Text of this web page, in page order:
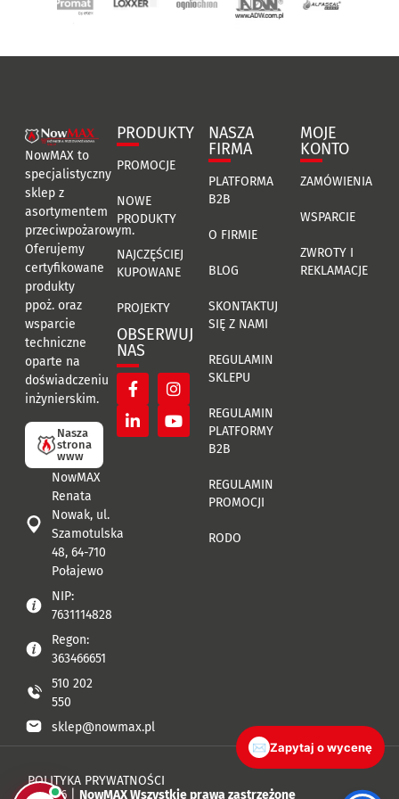
NowMAX to
specjalistyczny
sklep z
asortymentem
przeciwpożarowym.
Oferujemy
certyfikowane
produkty
ppoż. oraz
wsparcie
techniczne
oparte na
doświadczeniu
inżynierskim.
Nasza
strona
www
NowMAX
Renata
Nowak, ul.
Szamotulska
48, 64-710
Połajewo
NIP:
7631114828
Regon:
363466651
510 202
550
sklep@nowmax.pl
PRODUKTY
PROMOCJE
NOWE
PRODUKTY
NAJCZĘŚCIEJ
KUPOWANE
PROJEKTY
OBSERWUJ
NAS
NASZA
FIRMA
PLATFORMA
B2B
O FIRMIE
BLOG
SKONTAKTUJ
SIĘ Z NAMI
REGULAMIN
SKLEPU
REGULAMIN
PLATFORMY
B2B
REGULAMIN
PROMOCJI
RODO
MOJE
KONTO
ZAMÓWIENIA
WSPARCIE
ZWROTY I
REKLAMACJE
© 2026 | NowMAX Wszystkie prawa zastrzeżone
POLITYKA PRYWATNOŚCI
✉ Zapytaj o wycenę